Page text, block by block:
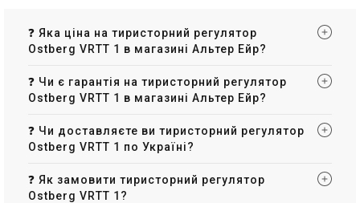
❓ Яка ціна на тиристорний регулятор
Ostberg VRTT 1 в магазині Альтер Ейр?
❓ Чи є гарантія на тиристорний регулятор
Ostberg VRTT 1 в магазині Альтер Ейр?
❓ Чи доставляєте ви тиристорний регулятор
Ostberg VRTT 1 по Україні?
❓ Як замовити тиристорний регулятор
Ostberg VRTT 1?